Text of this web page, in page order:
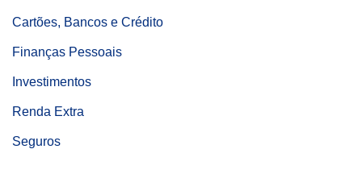
Cartões, Bancos e Crédito
Finanças Pessoais
Investimentos
Renda Extra
Seguros